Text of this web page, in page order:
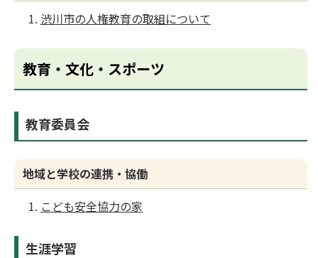
渋川市の人権教育の取組について
教育・文化・スポーツ
教育委員会
地域と学校の連携・協働
こども安全協力の家
生涯学習